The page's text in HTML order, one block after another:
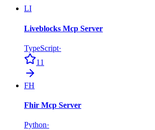
LI
Liveblocks Mcp Server
TypeScript·
11
FH
Fhir Mcp Server
Python·